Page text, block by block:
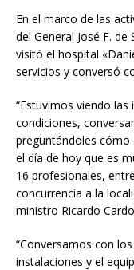
En el marco de las
del General José F.
visitó el hospital
servicios y conversó
“Estuvimos viendo
condiciones,
preguntándoles cómo
el día de hoy que es
16 profesionales,
concurrencia a la
ministro Ricardo
“Conversamos con
instalaciones y el